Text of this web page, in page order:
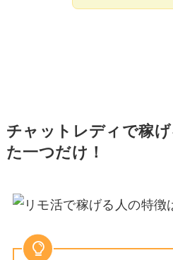
チャットレディで稼
た一つだけ！